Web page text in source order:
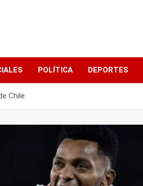
POLÍTICA DEPORTES
Chile.